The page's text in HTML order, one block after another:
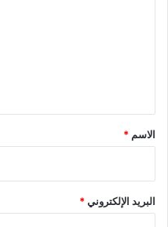
*
الاسم *
البريد الإلكتروني*